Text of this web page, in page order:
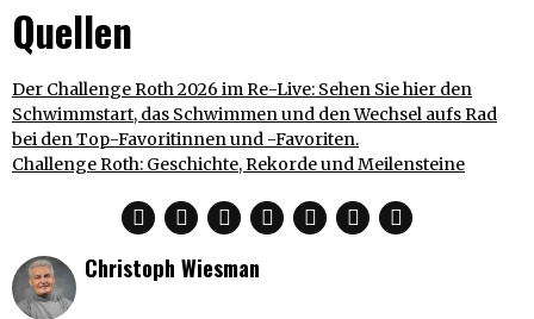
Quellen
Der Challenge Roth 2026 im Re-Live: Sehen Sie hier den
Schwimmstart, das Schwimmen und den Wechsel aufs Rad
bei den Top-Favoritinnen und -Favoriten.
Challenge Roth: Geschichte, Rekorde und Meilensteine
Christoph Wiesman